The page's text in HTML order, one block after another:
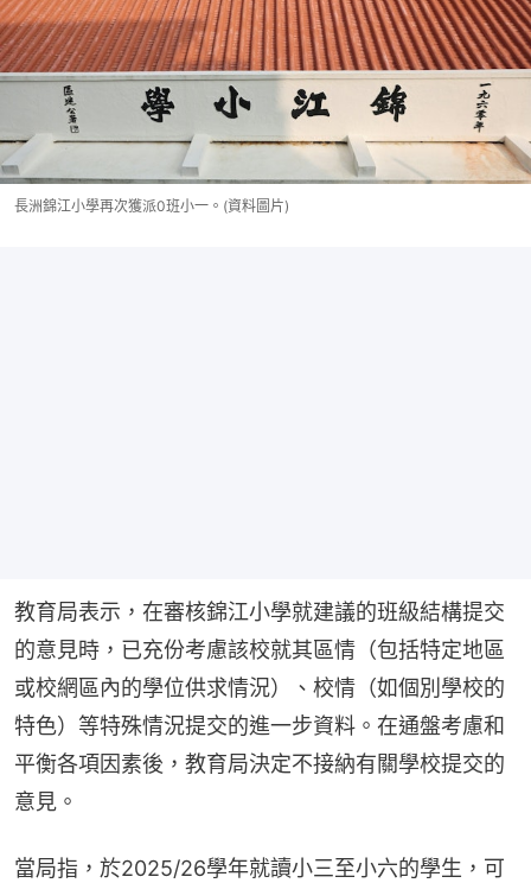
長洲錦江小學再次獲派0班小一。(資料圖片)
教育局表示，在審核錦江小學就建議的班級結構提交
的意見時，已充份考慮該校就其區情（包括特定地區
或校網區內的學位供求情況）、校情（如個別學校的
特色）等特殊情況提交的進一步資料。在通盤考慮和
平衡各項因素後，教育局決定不接納有關學校提交的
意見。
當局指，於2025/26學年就讀小三至小六的學生，可